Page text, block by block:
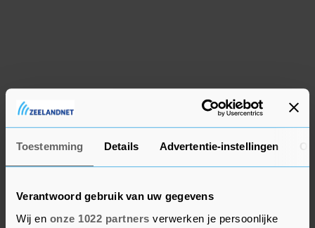
Toestemming Details Advertentie-instellingen
Verantwoord gebruik van uw gegevens
Wij en onze 1022 partners verwerken je persoonlijke